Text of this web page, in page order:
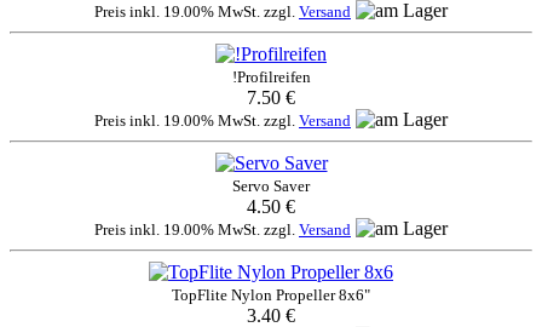
Preis inkl. 19.00% MwSt. zzgl. Versand
!Profilreifen
7.50 €
Preis inkl. 19.00% MwSt. zzgl. Versand
Servo Saver
4.50 €
Preis inkl. 19.00% MwSt. zzgl. Versand
TopFlite Nylon Propeller 8x6"
3.40 €